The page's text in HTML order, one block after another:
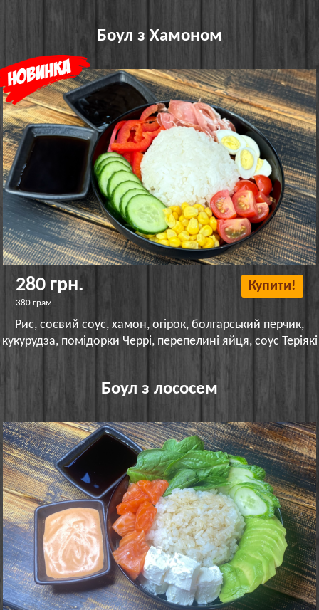
Боул з Хамоном
280 грн.
380 грам
Купити!
Рис, соєвий соус, хамон, огірок, болгарський перчик,
кукурудза, помідорки Черрі, перепелині яйця, соус Теріякі
Боул з лососем